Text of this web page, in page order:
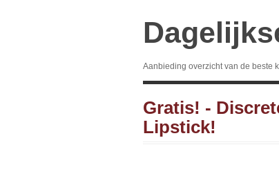
Aanbieding overzicht van de beste
Gratis! -
Lipstick!